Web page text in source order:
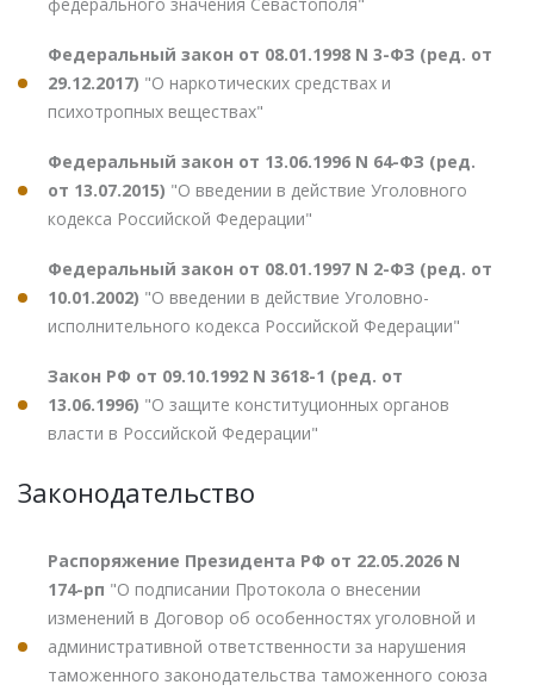
федерального значения Севастополя"
Федеральный закон от 08.01.1998 N 3-ФЗ (ред. от
29.12.2017) "О наркотических средствах и
психотропных веществах"
Федеральный закон от 13.06.1996 N 64-ФЗ (ред.
от 13.07.2015) "О введении в действие Уголовного
кодекса Российской Федерации"
Федеральный закон от 08.01.1997 N 2-ФЗ (ред. от
10.01.2002) "О введении в действие Уголовно-
исполнительного кодекса Российской Федерации"
Закон РФ от 09.10.1992 N 3618-1 (ред. от
13.06.1996) "О защите конституционных органов
власти в Российской Федерации"
Законодательство
Распоряжение Президента РФ от 22.05.2026 N
174-рп "О подписании Протокола о внесении
изменений в Договор об особенностях уголовной и
административной ответственности за нарушения
таможенного законодательства таможенного союза